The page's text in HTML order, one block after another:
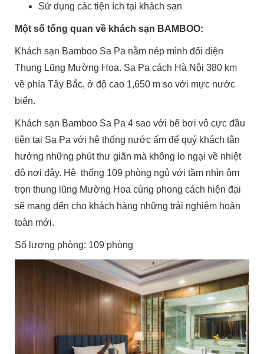
Sử dụng các tiện ích tại khách sạn
Một số tổng quan về khách sạn BAMBOO:
Khách sạn Bamboo Sa Pa nằm nép mình đối diện
Thung Lũng Mường Hoa. Sa Pa cách Hà Nội 380 km
về phía Tây Bắc, ở độ cao 1,650 m so với mực nước
biển.
Khách sạn Bamboo Sa Pa 4 sao với bể bơi vô cực đầu
tiên tại Sa Pa với hệ thống nước ấm để quý khách tận
hưởng những phút thư giãn mà không lo ngại về nhiệt
độ nơi đây. Hệ thống 109 phòng ngủ với tầm nhìn ôm
trọn thung lũng Mường Hoa cùng phong cách hiện đại
sẽ mang đến cho khách hàng những trải nghiệm hoàn
toàn mới.
Số lượng phòng: 109 phòng